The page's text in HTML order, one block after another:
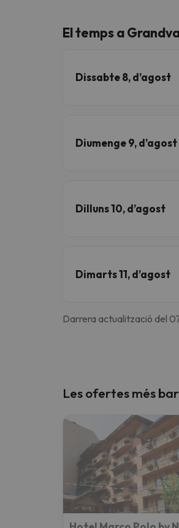
El temps a
Dissabte 8, d’agost
Diumenge 9, d’agost
Dilluns 10, d’agost
Dimarts 11, d’agost
Darrera actualització del
Les ofertes més